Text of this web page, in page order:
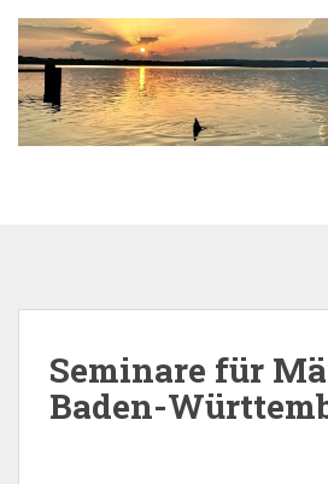
Seminare für
Baden-